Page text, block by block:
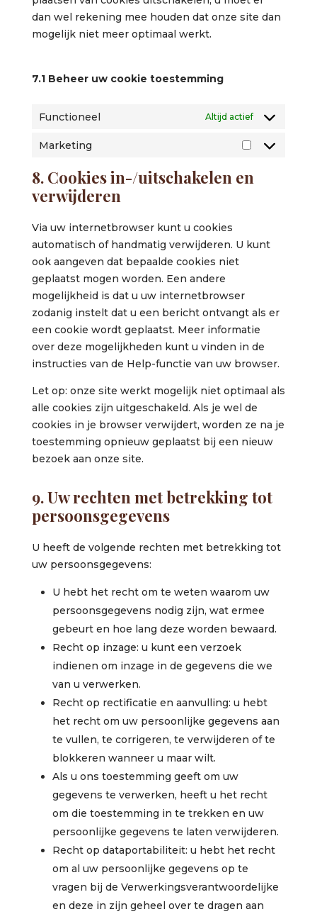
dan wel rekening mee houden dat onze site dan
mogelijk niet meer optimaal werkt.
7.1 Beheer uw cookie toestemming
Functioneel Altijd actief
Marketing
Marketing
8. Cookies in-/uitschakelen en
verwijderen
Via uw internetbrowser kunt u cookies
automatisch of handmatig verwijderen. U kunt
ook aangeven dat bepaalde cookies niet
geplaatst mogen worden. Een andere
mogelijkheid is dat u uw internetbrowser
zodanig instelt dat u een bericht ontvangt als er
een cookie wordt geplaatst. Meer informatie
over deze mogelijkheden kunt u vinden in de
instructies van de Help-functie van uw browser.
Let op: onze site werkt mogelijk niet optimaal als
alle cookies zijn uitgeschakeld. Als je wel de
cookies in je browser verwijdert, worden ze na je
toestemming opnieuw geplaatst bij een nieuw
bezoek aan onze site.
9. Uw rechten met betrekking tot
persoonsgegevens
U heeft de volgende rechten met betrekking tot
uw persoonsgegevens:
U hebt het recht om te weten waarom uw
persoonsgegevens nodig zijn, wat ermee
gebeurt en hoe lang deze worden bewaard.
Recht op inzage: u kunt een verzoek
indienen om inzage in de gegevens die we
van u verwerken.
Recht op rectificatie en aanvulling: u hebt
het recht om uw persoonlijke gegevens aan
te vullen, te corrigeren, te verwijderen of te
blokkeren wanneer u maar wilt.
Als u ons toestemming geeft om uw
gegevens te verwerken, heeft u het recht
om die toestemming in te trekken en uw
persoonlijke gegevens te laten verwijderen.
Recht op dataportabiliteit: u hebt het recht
om al uw persoonlijke gegevens op te
vragen bij de Verwerkingsverantwoordelijke
en deze in zijn geheel over te dragen aan